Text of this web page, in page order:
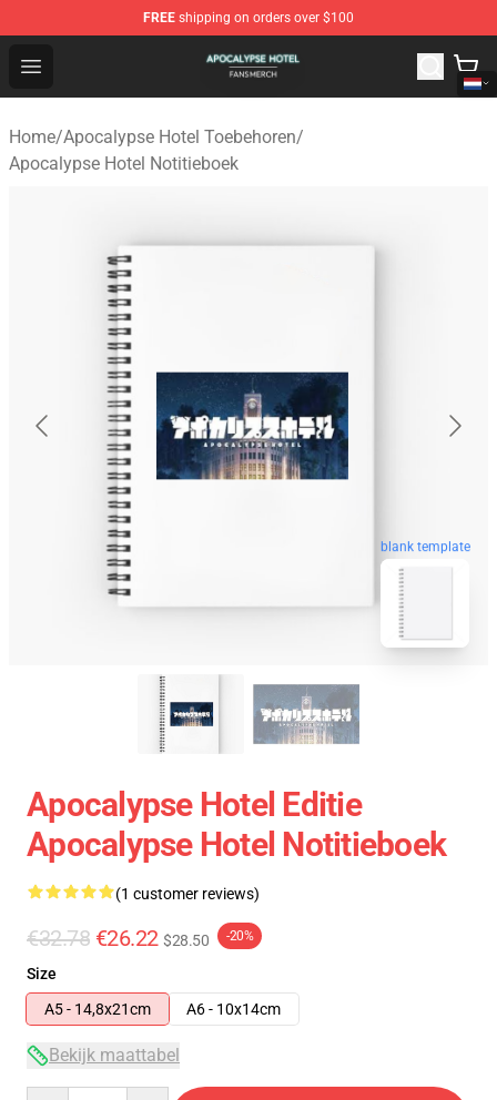
FREE shipping on orders over $100
Open menu
Apocalypse Hotel Shop - Official Apocalypse Hotel
Home/Apocalypse Hotel Toebehoren/
Apocalypse Hotel Notitieboek
blank template
Apocalypse Hotel Editie
Apocalypse Hotel Notitieboek
(1 customer reviews)
€32.78 €26.22 $28.50 -20%
Size
A5 - 14,8x21cm
A6 - 10x14cm
Bekijk maattabel